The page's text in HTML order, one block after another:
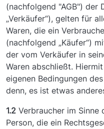
(nachfolgend "AGB") der
„Verkäufer“), gelten für
Waren, die ein
(nachfolgend „Käufer“)
der vom Verkäufer in
Waren abschließt.
eigenen Bedingungen
denn, es ist etwas
1.2 Verbraucher im Sinne
Person, die ein